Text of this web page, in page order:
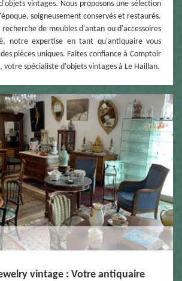
vintages. Nous proposons une sélection
soigneusement conservés et restaurés.
recherche de meubles d'antan ou d'accessoires
notre expertise en tant qu'antiquaire vous
pièces uniques. Faites confiance à Comptoir
spécialiste d'objets vintages à Le Haillan.
vintage : Votre antiquaire